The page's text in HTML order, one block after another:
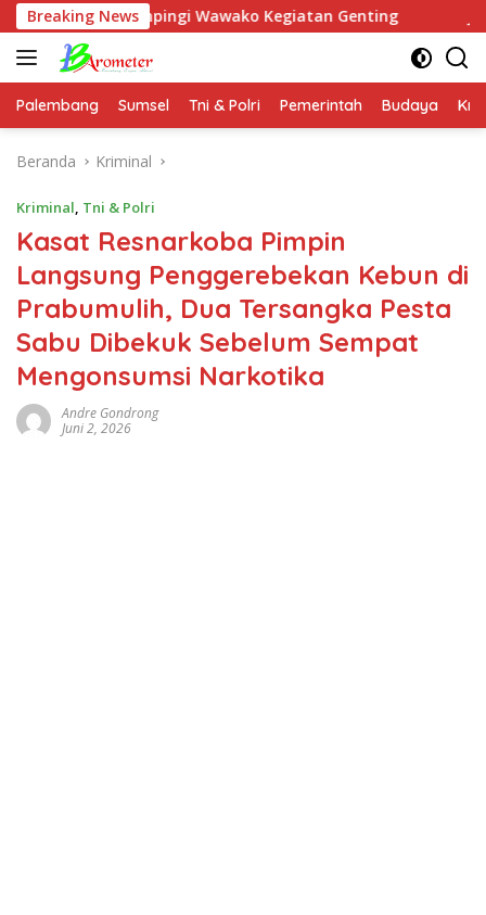
Langsung
ke
konten
Breaking News
Wawako Kegiatan Genting Jenderal (Purn)
Palembang Sumsel Tni & Polri Pemerintah Budaya
Beranda Kriminal
Kriminal, Tni & Polri
Kasat Resnarkoba Pimpin
Langsung Penggerebekan Kebun di
Prabumulih, Dua Tersangka Pesta
Sabu Dibekuk Sebelum Sempat
Mengonsumsi Narkotika
Andre Gondrong
Juni 2, 2026